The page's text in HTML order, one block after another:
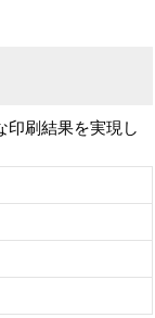
印刷結果を実現し